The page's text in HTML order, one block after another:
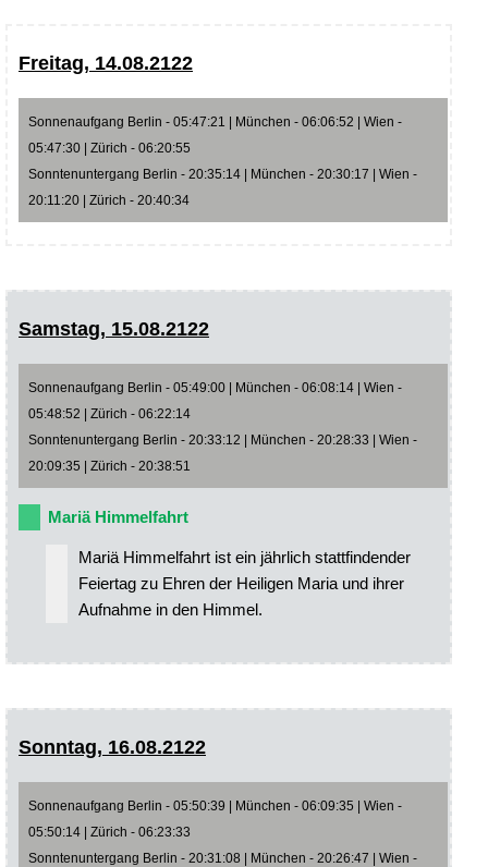
Freitag, 14.08.2122
Sonnenaufgang Berlin - 05:47:21 | München - 06:06:52 | Wien -
05:47:30 | Zürich - 06:20:55
Sonntenuntergang Berlin - 20:35:14 | München - 20:30:17 | Wien -
20:11:20 | Zürich - 20:40:34
Samstag, 15.08.2122
Sonnenaufgang Berlin - 05:49:00 | München - 06:08:14 | Wien -
05:48:52 | Zürich - 06:22:14
Sonntenuntergang Berlin - 20:33:12 | München - 20:28:33 | Wien -
20:09:35 | Zürich - 20:38:51
Mariä Himmelfahrt
Mariä Himmelfahrt ist ein jährlich stattfindender
Feiertag zu Ehren der Heiligen Maria und ihrer
Aufnahme in den Himmel.
Sonntag, 16.08.2122
Sonnenaufgang Berlin - 05:50:39 | München - 06:09:35 | Wien -
05:50:14 | Zürich - 06:23:33
Sonntenuntergang Berlin - 20:31:08 | München - 20:26:47 | Wien -